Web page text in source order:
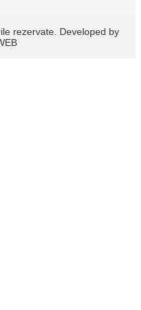
rezervate. Developed by